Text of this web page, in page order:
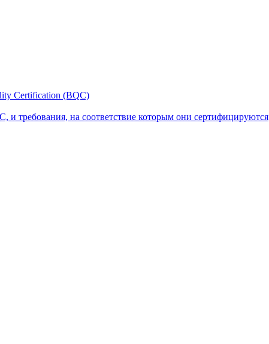
Certification (BQC)
требования, на соответствие которым они сертифицируются